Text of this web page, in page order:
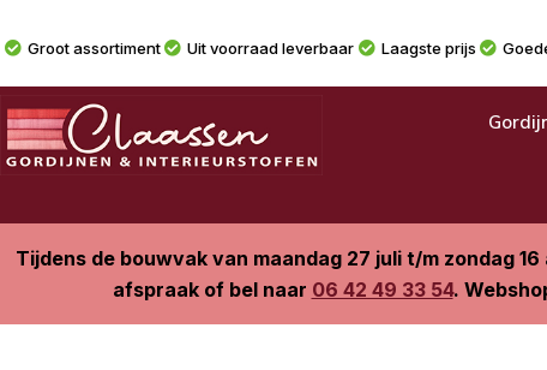
Groot assortiment Uit voorraad leverbaar Laagste prijs
Tijdens de bouwvak van maandag 27 juli t/m zondag
afspraak of bel naar 06 42 49 33 54.